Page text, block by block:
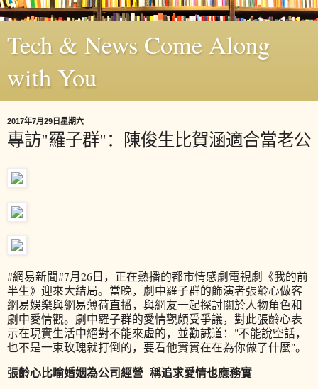
Tech & News Come Along
with You
2017年7月29日星期六
專訪"羅子群"：陳俊生比賀涵適合當老公
#網易新聞#7月26日，正在熱播的都市情感劇電視劇《我的前
半生》迎來大結局。當晚，劇中羅子群的飾演者張齡心做客
網易娛樂與網易薄荷直播，與網友一起探討關於人物角色和
劇中愛情觀。劇中羅子群的愛情觀頗受爭議，對此張齡心表
示在現實生活中絕對不能來虛的，並勸誡道："不能說空話，
也不是一束玫瑰就打倒的，要看他實實在在為你做了什麼"。
張齡心比喻婚姻為公司經營 稱追求愛情也應務實